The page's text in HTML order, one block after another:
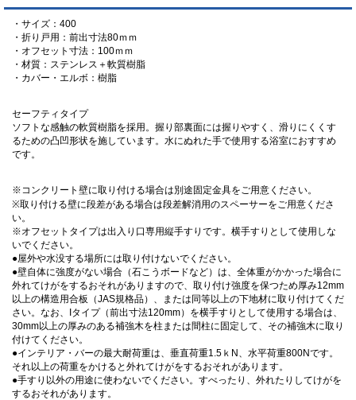
・サイズ：400
・折り戸用：前出寸法80ｍｍ
・オフセット寸法：100ｍｍ
・材質：ステンレス＋軟質樹脂
・カバー・エルボ：樹脂
セーフティタイプ
ソフトな感触の軟質樹脂を採用。握り部裏面には握りやすく、滑りにくくす
るための凸凹形状を施しています。水にぬれた手で使用する浴室におすすめ
です。
※コンクリート壁に取り付ける場合は別途固定金具をご用意ください。
※取り付ける壁に段差がある場合は段差解消用のスペーサーをご用意くださ
い。
※オフセットタイプは出入り口専用縦手すりです。横手すりとして使用しな
いでください。
●屋外や水没する場所には取り付けないでください。
●壁自体に強度がない場合（石こうボードなど）は、全体重がかかった場合に
外れてけがをするおそれがありますので、取り付け強度を保つため厚み12mm
以上の構造用合板（JAS規格品）、または同等以上の下地材に取り付けてくだ
さい。なお、Iタイプ（前出寸法120mm）を横手すりとして使用する場合は、
30mm以上の厚みのある補強木を柱または間柱に固定して、その補強木に取り
付けてください。
●インテリア・バーの最大耐荷重は、垂直荷重1.5ｋN、水平荷重800Nです。
それ以上の荷重をかけると外れてけがをするおそれがあります。
●手すり以外の用途に使わないでください。すべったり、外れたりしてけがを
するおそれがあります。